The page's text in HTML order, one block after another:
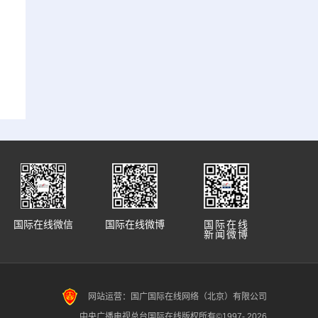
国际在线
新闻微博
国际在线微博
国际在线微信
网站运营：国广国际在线网络（北京）有限公司